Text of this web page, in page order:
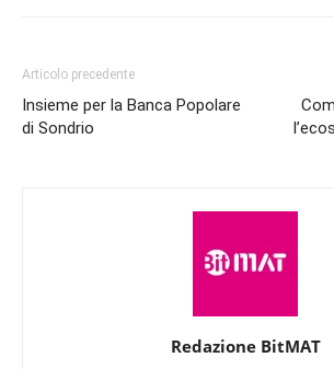
Articolo precedente
Insieme per la Banca Popolare
di Sondrio
Redazione BitMAT